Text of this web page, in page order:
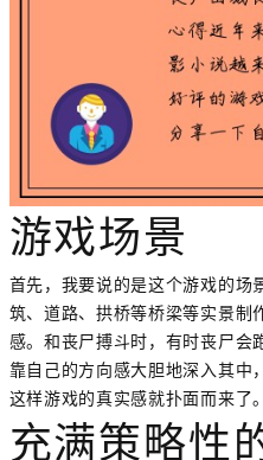
游戏场景
首先，我要说的是这个游戏的场
筑、道路、拱桥等桥梁等实景制
感。和丧尸搏斗时，有时丧尸会
靠自己的方向感大胆地深入其中
这样游戏的真实感就扑面而来了。